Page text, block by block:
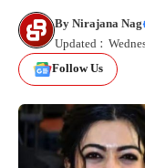
ByNirajana Nag
Updated :
Follow Us